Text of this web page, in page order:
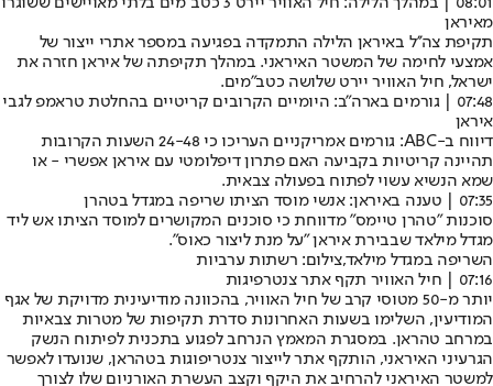
מאיראן
תקיפת צה''ל באיראן הלילה התמקדה בפגיעה במספר אתרי ייצור של
אמצעי לחימה של המשטר האיראני. במהלך תקיפתה של איראן חזרה את
ישראל, חיל האוויר יירט שלושה כטב"מים.
07:48 | גורמים בארה"ב: היומיים הקרובים קריטיים בהחלטת טראמפ לגבי
איראן
דיווח ב-ABC: גורמים אמריקניים העריכו כי 24-48 השעות הקרובות
תהיינה קריטיות בקביעה האם פתרון דיפלומטי עם איראן אפשרי - או
שמא הנשיא עשוי לפתוח בפעולה צבאית.
07:35 | טענה באיראן: אנשי מוסד הציתו שריפה במגדל בטהרן
סוכנות "טהרן טיימס" מדווחת כי סוכנים המקושרים למוסד הציתו אש ליד
מגדל מילאד שבבירת איראן "על מנת ליצור כאוס".
השריפה במגדל מילאד,צילום: רשתות ערביות
07:16 | חיל האוויר תקף אתר צנטרפיגות
יותר מ-50 מטוסי קרב של חיל האוויר, בהכוונה מודיעינית מדויקת של אגף
המודיעין, השלימו בשעות האחרונות סדרת תקיפות של מטרות צבאיות
במרחב טהראן. במסגרת המאמץ הנרחב לפגוע בתכנית לפיתוח הנשק
הגרעיני האיראני, הותקף אתר לייצור צנטריפוגות בטהראן, שנועדו לאפשר
למשטר האיראני להרחיב את היקף וקצב העשרת האורניום שלו לצורך